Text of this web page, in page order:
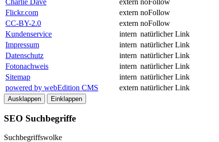
Charlie Dave
extern noFollow
Flickr.com
extern noFollow
CC-BY-2.0
extern noFollow
Kundenservice
intern natürlicher Link
Impressum
intern natürlicher Link
Datenschutz
intern natürlicher Link
Fotonachweis
intern natürlicher Link
Sitemap
intern natürlicher Link
powered by webEdition CMS
extern natürlicher Link
Ausklappen Einklappen
SEO Suchbegriffe
Suchbegriffswolke